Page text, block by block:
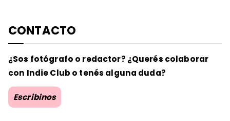
CONTACTO
¿Sos fotógrafo o redactor? ¿Querés colaborar
con Indie Club o tenés alguna duda?
Escribinos